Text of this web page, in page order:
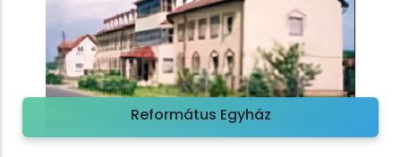
Református Egyház